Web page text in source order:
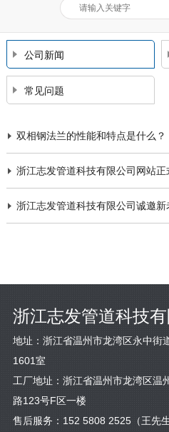
公司新闻
常见问题
双相钢法兰的性能和特点是什么？
浙江志发管道科技有限公司网站正
浙江志发管道科技有限公司诚邀
浙江志发管道科技
地址：浙江省温州市龙湾区永中街
1601室
工厂地址：浙江省温州市龙湾区温
路123号F区一楼
售后服务： 152 5808 2525（王先生